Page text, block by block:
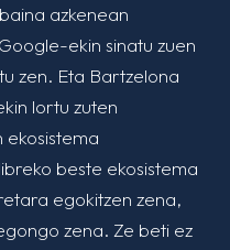
azkenean
ekin sinatu zuen
zen. Eta Bartzelona
lortu zuten
beste ekosistema
egokitzen zena,
zena. Ze beti ez